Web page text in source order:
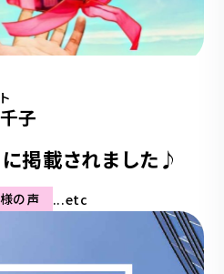
子
に掲載されました♪
の声 ...etc